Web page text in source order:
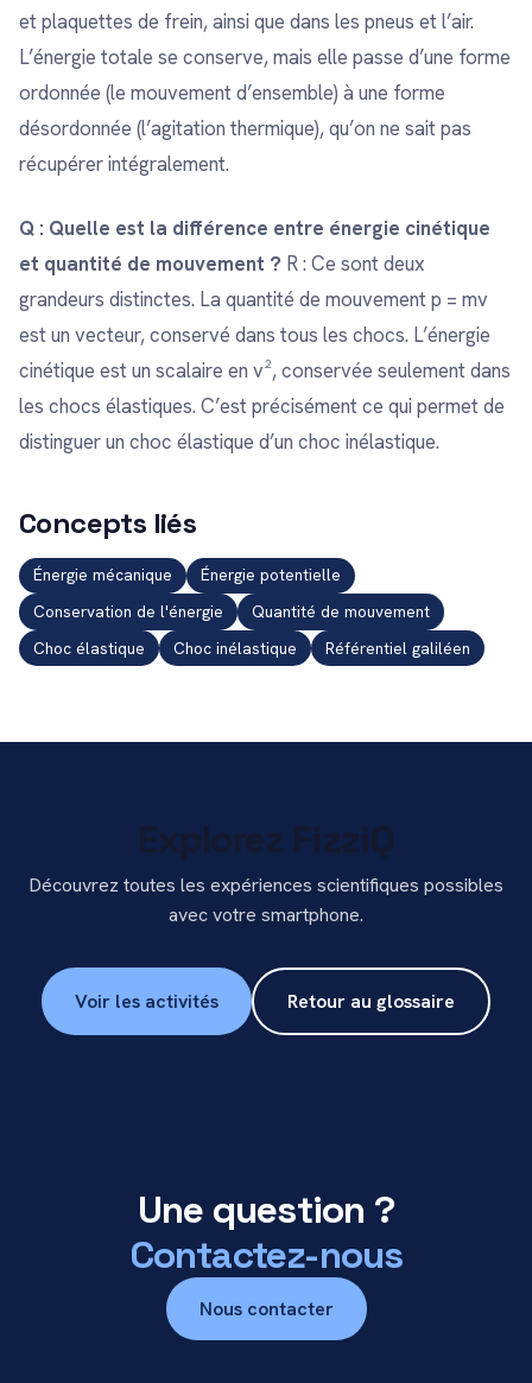
et plaquettes de frein, ainsi que dans les pneus et l’air.
L’énergie totale se conserve, mais elle passe d’une forme
ordonnée (le mouvement d’ensemble) à une forme
désordonnée (l’agitation thermique), qu’on ne sait pas
récupérer intégralement.
Q : Quelle est la différence entre énergie cinétique
et quantité de mouvement ? R : Ce sont deux
grandeurs distinctes. La quantité de mouvement p = mv
est un vecteur, conservé dans tous les chocs. L’énergie
cinétique est un scalaire en v², conservée seulement dans
les chocs élastiques. C’est précisément ce qui permet de
distinguer un choc élastique d’un choc inélastique.
Concepts liés
Énergie mécanique
Énergie potentielle
Conservation de l'énergie
Quantité de mouvement
Choc élastique
Choc inélastique Référentiel galiléen
Découvrez toutes les expériences scientifiques possibles
avec votre smartphone.
Voir les activités Retour au glossaire
Une question ?
Contactez-nous
Nous contacter